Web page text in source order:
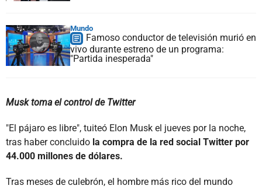
Mundo
Famoso conductor de televisión murió en
vivo durante estreno de un programa:
"Partida inesperada"
Musk toma el control de Twitter
"El pájaro es libre", tuiteó Elon Musk el jueves por la noche,
tras haber concluido la compra de la red social Twitter por
44.000 millones de dólares.
Tras meses de culebrón, el hombre más rico del mundo